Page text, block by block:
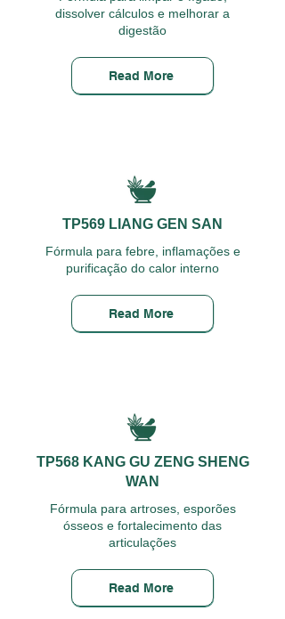
dissolver cálculos e melhorar a
digestão
Read More
TP569 LIANG GEN SAN
Fórmula para febre, inflamações e
purificação do calor interno
Read More
TP568 KANG GU ZENG SHENG
WAN
Fórmula para artroses, esporões
ósseos e fortalecimento das
articulações
Read More